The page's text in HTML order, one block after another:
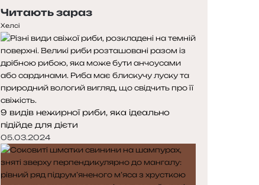
Читають зараз
Хелсі
9 видів нежирної риби, яка ідеально
підійде для дієти
05.03.2024